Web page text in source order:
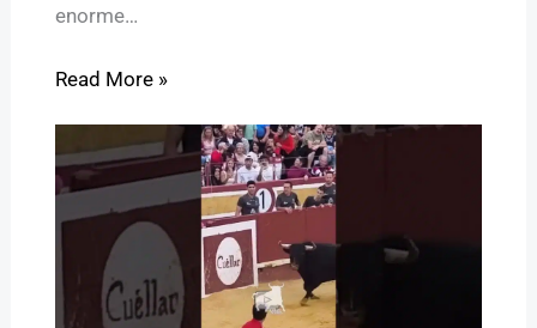
enorme…
Read More »